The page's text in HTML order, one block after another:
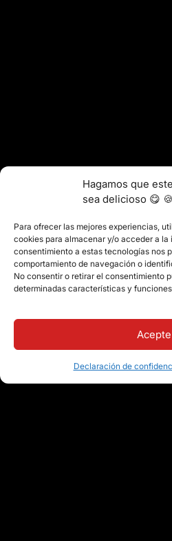
Hagamos que
sea delicioso 😋 🍪
Para ofrecer las mejores experiencias,
cookies para almacenar y/o acceder a
consentimiento a estas tecnologías nos
comportamiento de navegación o
No consentir o retirar el consentimiento
determinadas características y
Acepte
Declaración de